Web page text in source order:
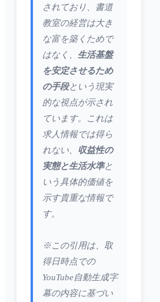
されており、書道
教室の経営は大き
な富を築くためで
はなく、 生活基盤
を安定させるため
の手段という現実
的な視点が示され
ています。これは
求人情報では得ら
れない、 収益性の
実態と生活水準と
いう具体的価値を
示す貴重な情報で
す。
※この引用は、取
得日時点での
YouTube自動生成字
幕の内容に基づい